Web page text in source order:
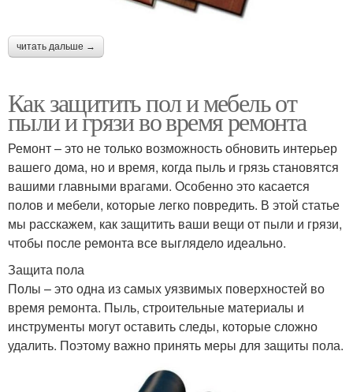
читать дальше →
Как защитить пол и мебель от
пыли и грязи во время ремонта
Ремонт – это не только возможность обновить интерьер
вашего дома, но и время, когда пыль и грязь становятся
вашими главными врагами. Особенно это касается
полов и мебели, которые легко повредить. В этой статье
мы расскажем, как защитить ваши вещи от пыли и грязи,
чтобы после ремонта все выглядело идеально.
Защита пола
Полы – это одна из самых уязвимых поверхностей во
время ремонта. Пыль, строительные материалы и
инструменты могут оставить следы, которые сложно
удалить. Поэтому важно принять меры для защиты пола.